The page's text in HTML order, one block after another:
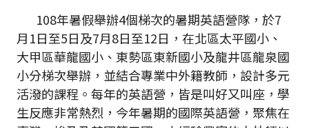
108年暑假舉辦4個梯次的暑期英語營隊，於7
月1日至5日及7月8日至12日，在北區太平國小、
大甲區華龍國小、東勢區東新國小及龍井區龍泉國
小分梯次舉辦，並結合專業中外籍教師，設計多元
活潑的課程。每年的英語營，皆是叫好又叫座，學
生反應非常熱烈，今年暑期的國際英語營，聚焦在